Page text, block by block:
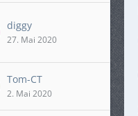
diggy
27. Mai 2020
Tom-CT
2. Mai 2020